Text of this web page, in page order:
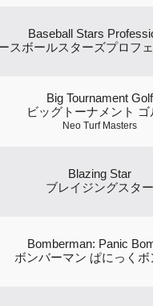
Baseball Stars
スボールスターズプロフ
Big Tournament Golf
ビッグトーナメント ゴ
Neo Turf Masters
Blazing Star
ブレイジングスター
Bomberman: Panic
ボンバーマン ぱにっくボ